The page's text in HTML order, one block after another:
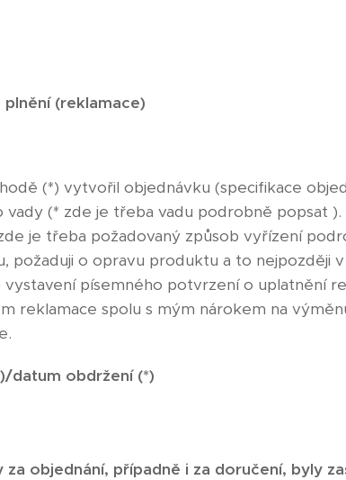
(reklamace)
(*) vytvořil objednávku (specifikace
(* zde je třeba vadu podrobně popsat ).
je třeba požadovaný způsob vyřízení
požaduji o opravu produktu a to nejpozději
vystavení písemného potvrzení o uplatnění
reklamace spolu s mým nárokem na
datum obdržení (*)
objednání, případně i za doručení, byly